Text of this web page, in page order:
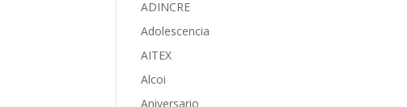
ADINCRE
Adolescencia
AITEX
Alcoi
Aniversario